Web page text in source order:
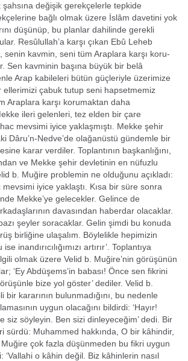
şahsına değişik gerekçelerle tepkide
bağlı olmak üzere İslâm davetini yok
düşünüp, bu planlar dahilinde gerekli
Resûlullah’a karşı çıkan Ebû Leheb
senin kavmin, seni tüm Araplara karşı koru­
Sen kavminin başına büyük bir belâ
Arap kabileleri bütün güçleriyle üzerimize
ellerimizi çabuk tutup seni hapsetmemiz
Araplara karşı korumaktan daha
ileri gelenleri, tez elden bir çare
mevsimi iyice yaklaşmıştı. Mekke şehir
Dâru’n-Nedve’de olağanüstü gündemle bir
karar verdiler. Toplantının başkanlığını,
ve Mekke şe­hir devletinin en nüfuzlu
b. Muğire prob­lemin ne olduğunu açıkladı:
mevsimi iyice yaklaştı. Kısa bir sü­re sonra
Mekke’ye gelecekler. Gelince de
davasından haberdar olacaklar.
şeyler sora­caklar. Gelin şimdi bu konuda
birliğine ulaşalım. Böylelikle hepimizin
inandırıcılığımızı artırır’. Toplantıya
olmak üzere Velid b. Muğire’nin görüşünün
‘Ey Abdüşems’in babası! Önce sen fikrini
bize yol göster’ dediler. Velid b.
bir kararının bulunmadığını, bu nedenle
uygun olacağını bildirdi: ‘Hayır!
siz söyleyin. Ben sizi dinleyeceğim’ dedi. Bir
sürdü: Muhammed hakkında, O bir kâhindir,
çok fazla düşünmeden bu fikri uygun
‘Vallahi o kâhin değil. Biz kâhinlerin nasıl